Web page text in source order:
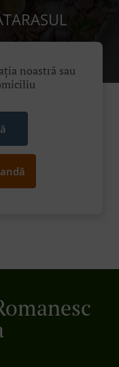
noastră sau